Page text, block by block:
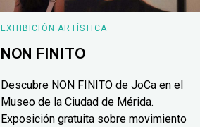
EXHIBICIÓN ARTÍSTICA
NON FINITO
Descubre NON FINITO de JoCa en el
Museo de la Ciudad de Mérida.
Exposición gratuita sobre movimiento